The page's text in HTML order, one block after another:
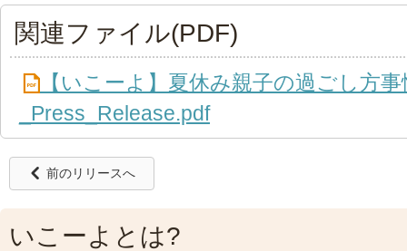
関連ファイル(PDF)
【いこーよ】夏休み親子の過ごし方事
_Press_Release.pdf
前のリリースへ
いこーよとは?